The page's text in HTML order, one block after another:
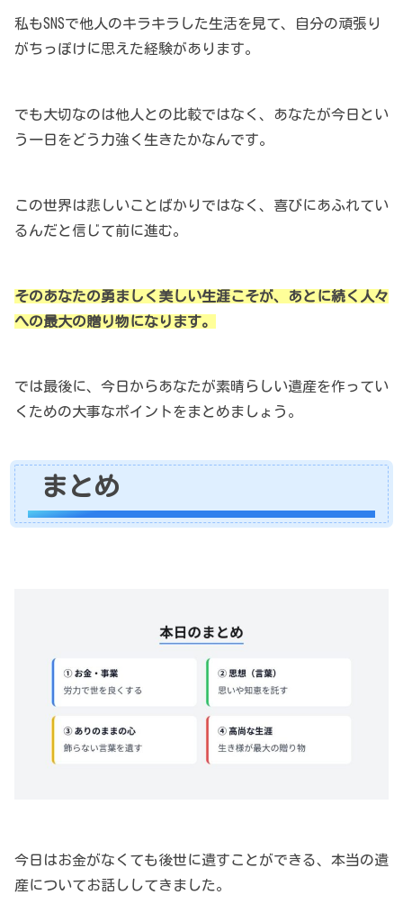
私もSNSで他人のキラキラした生活を見て、自分の頑張り
がちっぽけに思えた経験があります。
でも大切なのは他人との比較ではなく、あなたが今日とい
う一日をどう力強く生きたかなんです。
この世界は悲しいことばかりではなく、喜びにあふれてい
るんだと信じて前に進む。
そのあなたの勇ましく美しい生涯こそが、あとに続く人々
への最大の贈り物になります。
では最後に、今日からあなたが素晴らしい遺産を作ってい
くための大事なポイントをまとめましょう。
まとめ
今日はお金がなくても後世に遺すことができる、本当の遺
産についてお話ししてきました。